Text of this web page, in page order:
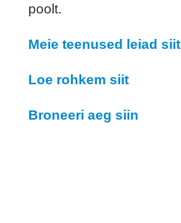
poolt.
Meie teenused leiad siit
Loe rohkem siit
Broneeri aeg siin